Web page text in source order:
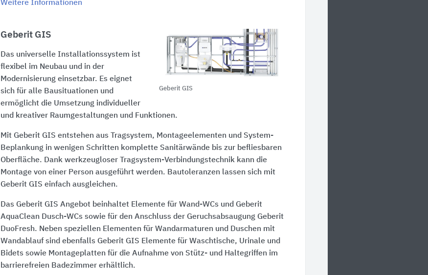
Weitere Informationen
Geberit GIS
Geberit GIS
Das universelle Installationssystem ist
flexibel im Neubau und in der
Modernisierung einsetzbar. Es eignet
sich für alle Bausituationen und
ermöglicht die Umsetzung individueller
und kreativer Raumgestaltungen und Funktionen.
Mit Geberit GIS entstehen aus Tragsystem, Montageelementen und System-
Beplankung in wenigen Schritten komplette Sanitärwände bis zur befliesbaren
Oberfläche. Dank werkzeugloser Tragsystem-Verbindungstechnik kann die
Montage von einer Person ausgeführt werden. Bautoleranzen lassen sich mit
Geberit GIS einfach ausgleichen.
Das Geberit GIS Angebot beinhaltet Elemente für Wand-WCs und Geberit
AquaClean Dusch-WCs sowie für den Anschluss der Geruchsabsaugung Geberit
DuoFresh. Neben speziellen Elementen für Wandarmaturen und Duschen mit
Wandablauf sind ebenfalls Geberit GIS Elemente für Waschtische, Urinale und
Bidets sowie Montageplatten für die Aufnahme von Stütz- und Haltegriffen im
barrierefreien Badezimmer erhältlich.